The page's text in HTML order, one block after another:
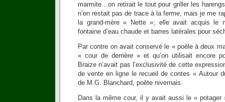
marmite…on retirait le tout pour griller les
n’en restait pas de trace à la ferme, mais je me
la grand-mère « Nette »; elle avait acquis le
fontaine d’eau chaude et barres latérales pour
Par contre on avait conservé le « poêle à deux
« cour de derrière » et qu’on utilisait encore
Braize n’avait pas l’exclusivité de cette
de vente en ligne le recueil de contes « Autour
de M.G. Blanchard, poête nivernais.
Dans la même cour, il y avait aussi le «